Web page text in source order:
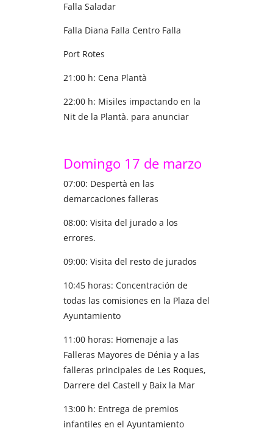
Falla Saladar
Falla Diana Falla Centro Falla
Port Rotes
21:00 h: Cena Plantà
22:00 h: Misiles impactando en la
Nit de la Plantà. para anunciar
Domingo 17 de marzo
07:00: Despertà en las
demarcaciones falleras
08:00: Visita del jurado a los
errores.
09:00: Visita del resto de jurados
10:45 horas: Concentración de
todas las comisiones en la Plaza del
Ayuntamiento
11:00 horas: Homenaje a las
Falleras Mayores de Dénia y a las
falleras principales de Les Roques,
Darrere del Castell y Baix la Mar
13:00 h: Entrega de premios
infantiles en el Ayuntamiento